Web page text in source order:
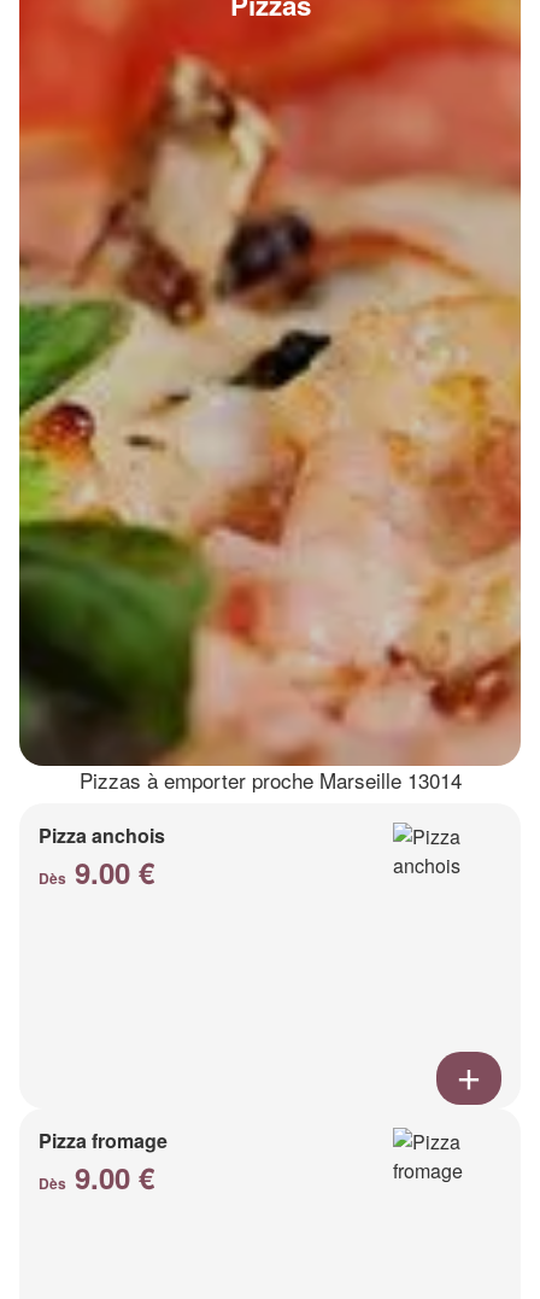
Pizzas à emporter proche Marseille 13014
Pizza anchois
Dès 9.00 €
Pizza fromage
Dès 9.00 €